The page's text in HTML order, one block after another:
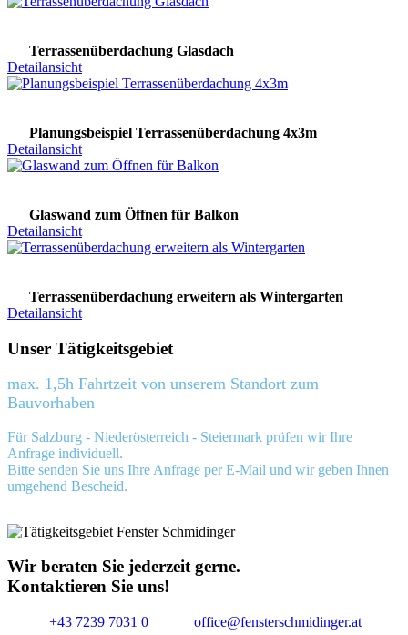
Terrassenüberdachung Glasdach
Detailansicht
Planungsbeispiel Terrassenüberdachung 4x3m
Detailansicht
Glaswand zum Öffnen für Balkon
Detailansicht
Terrassenüberdachung erweitern als Wintergarten
Detailansicht
Unser Tätigkeitsgebiet
max. 1,5h Fahrtzeit von unserem Standort zum
Bauvorhaben
Für Salzburg - Niederösterreich - Steiermark prüfen wir Ihre
Anfrage individuell.
Bitte senden Sie uns Ihre Anfrage per E-Mail und wir geben Ihnen
umgehend Bescheid.
Wir beraten Sie jederzeit gerne.
Kontaktieren Sie uns!
+43 7239 7031 0 office@fensterschmidinger.at